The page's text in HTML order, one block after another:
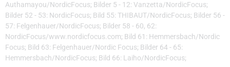
Authamayou/NordicFocus; Bilder 5 - 12: Vanzetta/NordicFocus;
Bilder 52 - 53: NordicFocus; Bild 55: THIBAUT/NordicFocus; Bilder 56 -
57: Felgenhauer/NordicFocus; Bilder 58 - 60, 62:
NordicFocus/www.nordicfocus.com; Bild 61: Hemmersbach/Nordic
Focus; Bild 63: Felgenhauer/Nordic Focus; Bilder 64 - 65:
Hemmersbach/NordicFocus; Bild 66: Laiho/NordicFocus;